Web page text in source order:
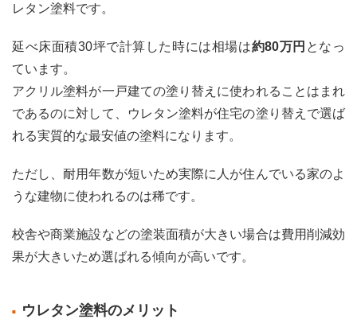
ト
断熱
メリ
ット
3.2.3
塗料
のお
すす
料
3.3
料の
特
レタン塗料です。
延べ床面積30坪で計算した時には相場は約80万円 となっ
ています。
アクリル塗料が一戸建ての塗り替えに使われることはまれ
であるのに対して、ウレタン塗料が住宅の塗り替えで選ば
れる実質的な最安値の塗料になります。
ただし、耐用年数が短いため実際に人が住んでいる家のよ
うな建物に使われるのは稀です。
校舎や商業施設などの塗装面積が大きい場合は費用削減効
果が大きいため選ばれる傾向が高いです。
ウレタン塗料のメリット